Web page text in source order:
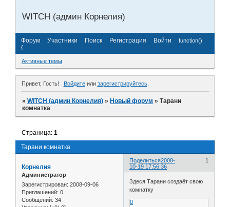
WITCH (админ Корнелия)
Форум Участники Поиск Регистрация Войти
function()
{
Активные темы
Привет, Гость! Войдитеили зарегистрируйтесь.
»WITCH (админ Корнелия) »Новый форум »Тарани
комнатка
Тарани комнатка
Страница:1
Поделиться 1
2008-
10-19 17:56:36
Корнелия
Администратор
Зарегистрирован: 2008-09-06
Приглашений: 0
Сообщений: 34
Здеся Тарани создаёт свою
комнатку
0